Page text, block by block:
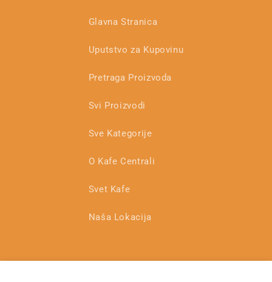
Glavna Stranica
Uputstvo za Kupovinu
Pretraga Proizvoda
Svi Proizvodi
Sve Kategorije
O Kafe Centrali
Svet Kafe
Naša Lokacija